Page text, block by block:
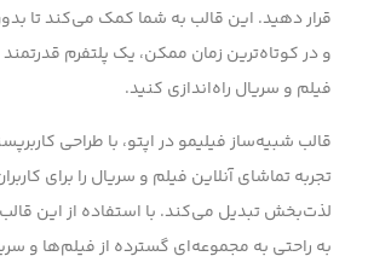
قرار دهید. این قالب به شما کمک می‌کند تا
و در کوتاه‌ترین زمان ممکن، یک پلتفرم
فیلم و سریال راه‌اندازی کنید.
قالب شبیه‌ساز فیلیمو در اپتو، با طراحی
تجربه تماشای آنلاین فیلم و سریال را برای
لذت‌بخش تبدیل می‌کند. با استفاده از این
به راحتی به مجموعه‌ای گسترده از فیلم‌ها و